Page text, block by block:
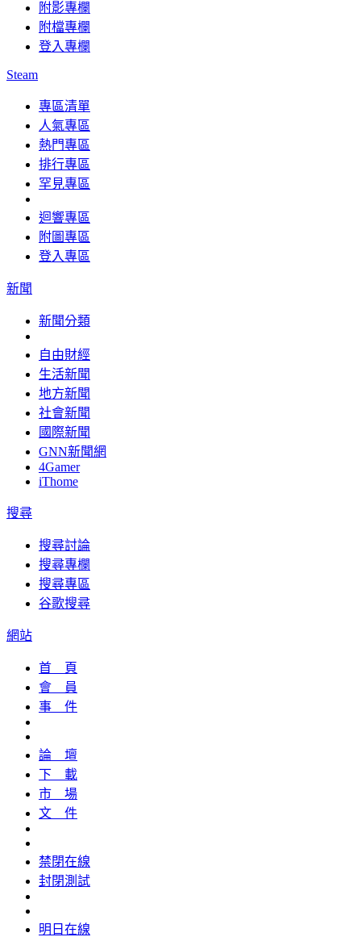
附影專欄
附檔專欄
登入專欄
Steam
專區清單
人氣專區
熱門專區
排行專區
罕見專區
迴響專區
附圖專區
登入專區
新聞
新聞分類
自由財經
生活新聞
地方新聞
社會新聞
國際新聞
GNN新聞網
4Gamer
iThome
搜尋
搜尋討論
搜尋專欄
搜尋專區
谷歌搜尋
網站
首 頁
會 員
事 件
論 壇
下 載
市 場
文 件
禁閉在線
封閉測試
明日在線